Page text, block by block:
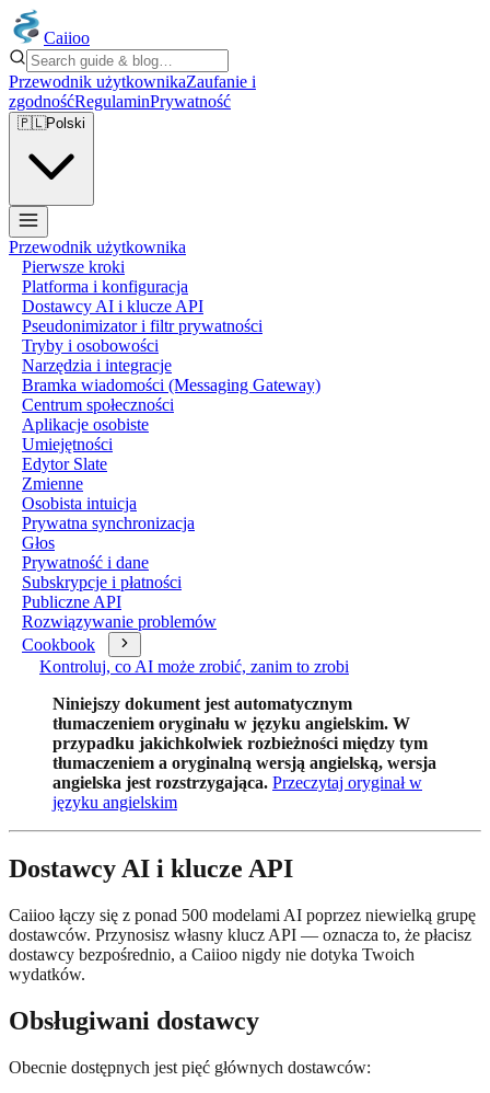
Caiioo
Przewodnik użytkownikaZaufanie i
zgodnośćRegulaminPrywatność
🇵🇱Polski
Przewodnik użytkownika
Pierwsze kroki
Platforma i konfiguracja
Dostawcy AI i klucze API
Pseudonimizator i filtr prywatności
Tryby i osobowości
Narzędzia i integracje
Bramka wiadomości (Messaging Gateway)
Centrum społeczności
Aplikacje osobiste
Umiejętności
Edytor Slate
Zmienne
Osobista intuicja
Prywatna synchronizacja
Głos
Prywatność i dane
Subskrypcje i płatności
Publiczne API
Rozwiązywanie problemów
Cookbook
Kontroluj, co AI może zrobić, zanim to zrobi
Niniejszy dokument jest automatycznym
tłumaczeniem oryginału w języku angielskim. W
przypadku jakichkolwiek rozbieżności między tym
tłumaczeniem a oryginalną wersją angielską, wersja
angielska jest rozstrzygająca. Przeczytaj oryginał w
języku angielskim
Dostawcy AI i klucze API
Caiioo łączy się z ponad 500 modelami AI poprzez niewielką grupę
dostawców. Przynosisz własny klucz API — oznacza to, że płacisz
dostawcy bezpośrednio, a Caiioo nigdy nie dotyka Twoich
wydatków.
Obsługiwani dostawcy
Obecnie dostępnych jest pięć głównych dostawców: